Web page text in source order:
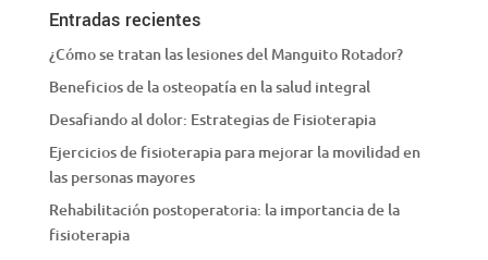
Entradas recientes
¿Cómo se tratan las lesiones del Manguito Rotador?
Beneficios de la osteopatía en la salud integral
Desafiando al dolor: Estrategias de Fisioterapia
Ejercicios de fisioterapia para mejorar la movilidad en
las personas mayores
Rehabilitación postoperatoria: la importancia de la
fisioterapia